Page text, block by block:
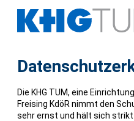
Die KHG TUM, eine
Freising KdöR nimmt den
sehr ernst und hält sich strikt